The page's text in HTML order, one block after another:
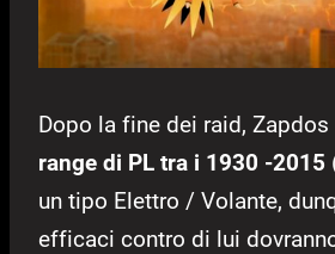
Dopo la fine dei raid,
range di PL tra i 1930 -2015
un tipo Elettro / Volante,
efficaci contro di lui